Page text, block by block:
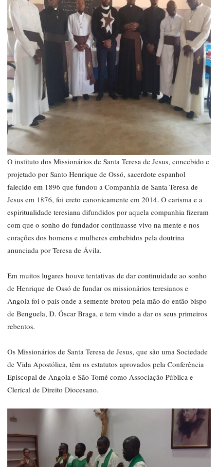
O instituto dos Missionários de Santa Teresa de Jesus, concebido e
projetado por Santo Henrique de Ossó, sacerdote espanhol
falecido em 1896 que fundou a Companhia de Santa Teresa de
Jesus em 1876, foi ereto canonicamente em 2014. O carisma e a
espiritualidade teresiana difundidos por aquela companhia fizeram
com que o sonho do fundador continuasse vivo na mente e nos
corações dos homens e mulheres embebidos pela doutrina
anunciada por Teresa de Ávila.
Em muitos lugares houve tentativas de dar continuidade ao sonho
de Henrique de Ossó de fundar os missionários teresianos e
Angola foi o país onde a semente brotou pela mão do então bispo
de Benguela, D. Óscar Braga, e tem vindo a dar os seus primeiros
rebentos.
Os Missionários de Santa Teresa de Jesus, que são uma Sociedade
de Vida Apostólica, têm os estatutos aprovados pela Conferência
Episcopal de Angola e São Tomé como Associação Pública e
Clerical de Direito Diocesano.